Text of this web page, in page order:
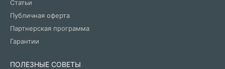
Статьи
Публичная оферта
Партнерская программа
Гарантии
ПОЛЕЗНЫЕ СОВЕТЫ